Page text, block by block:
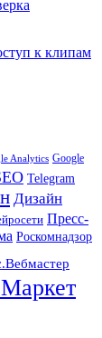
к клипам
Analytics Google
Telegram
Дизайн
Пресс-
Роскомнадзор